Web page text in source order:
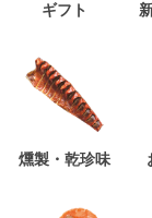
ギフト
燻製・乾珍味